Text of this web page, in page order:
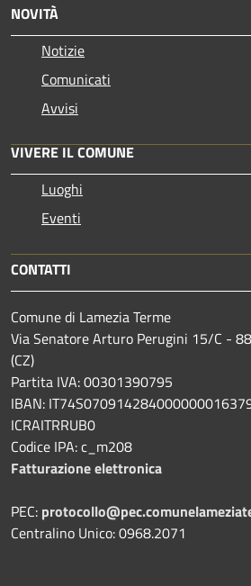
NOVITÀ
Notizie
Comunicati
Avvisi
VIVERE IL COMUNE
Luoghi
Eventi
CONTATTI
Comune di Lamezia Terme
Via Senatore Arturo Perugini 15/C -
(CZ)
Partita IVA: 00301390795
IBAN:
ICRAITRRUB0
Codice IPA: c_m208
Fatturazione elettronica
PEC:
Centralino Unico: 0968.2071